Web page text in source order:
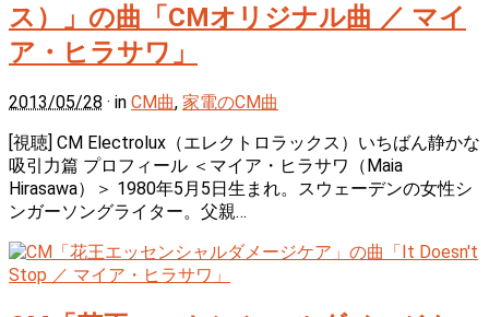
ス）」の曲「CMオリジナル曲 ／ マイ
ア・ヒラサワ」
2013/05/28 · in CM曲, 家電のCM曲
[視聴] CM Electrolux（エレクトロラックス）いちばん静かな
吸引力篇 プロフィール ＜マイア・ヒラサワ（Maia
Hirasawa）＞ 1980年5月5日生まれ。スウェーデンの女性シ
ンガーソングライター。父親…